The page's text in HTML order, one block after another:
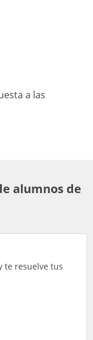
a las
alumnos de
te resuelve tus